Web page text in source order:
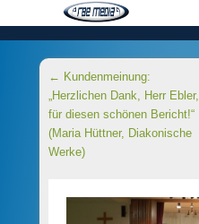
Beitragsnavigation
← Kundenmeinung:
„Herzlichen Dank, Herr Ebler,
für diesen schönen Bericht!“
(Maria Hüttner, Diakonische
Werke)